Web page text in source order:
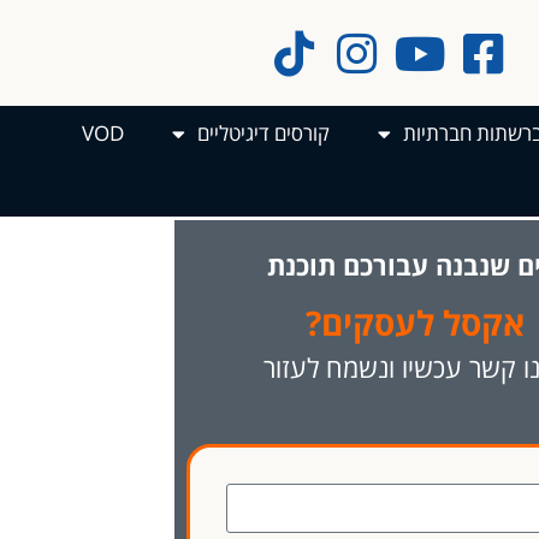
חברתיות קורסים דיגיטליים VOD
שנבנה עבורכם תוכנת
אקסל לעסקים?
קשר עכשיו ונשמח לעזור